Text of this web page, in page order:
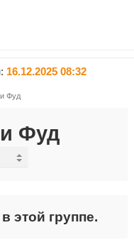
16.12.2025 08:32
Фуд
Фуд
этой группе.